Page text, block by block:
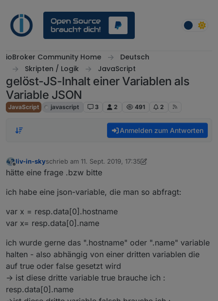
ioBroker Community Home
Deutsch
Skripten / Logik
JavaScript
gelöst-JS-Inhalt einer Variablen als
Variable JSON
JavaScript javascript 3 2 491 2
Anmelden zum Antworten
Offline
liv-in-skyschrieb am 11. Sept. 2019, 17:35
zuletzt editiert von liv-in-sky9. Nov. 2019, 20:29
hätte eine frage .bzw bitte
ich habe eine json-variable, die man so abfragt:
var x = resp.data[0].hostname
var x= resp.data[0].name
ich wurde gerne das ".hostname" oder ".name" variable
halten - also abhängig von einer dritten variablen die
auf true oder false gesetzt wird
-> ist diese dritte variable true brauche ich :
resp.data[0].name